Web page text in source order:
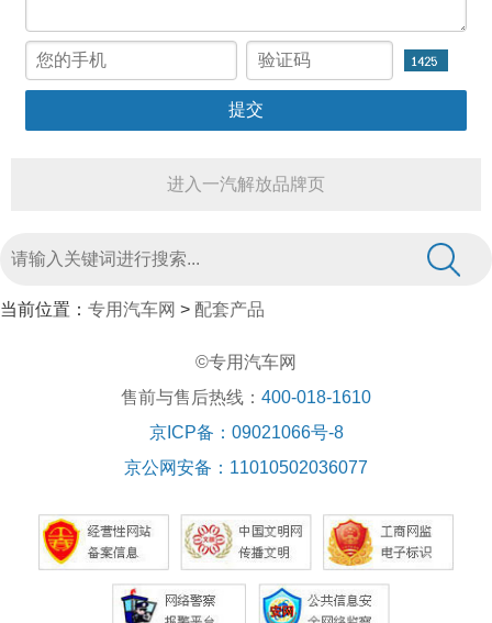
进入一汽解放品牌页
当前位置： 专用汽车网 > 配套产品
©专用汽车网
售前与售后热线： 400-018-1610
京ICP备：09021066号-8
京公网安备：11010502036077